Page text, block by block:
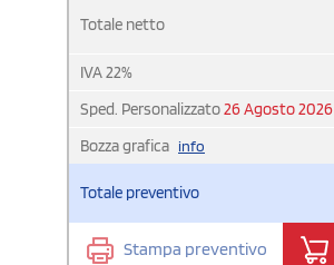
Totale netto
IVA22%
Sped. Personalizzato26 Agosto 2026
Bozza grafica info
Totale preventivo
Stampa preventivo